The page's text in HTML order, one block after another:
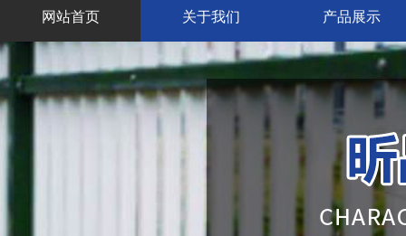
网站首页 关于我们 产品展示